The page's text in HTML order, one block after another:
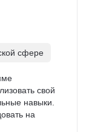
сфере
свой
навыки.
на